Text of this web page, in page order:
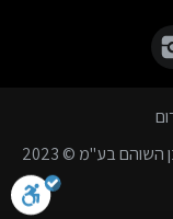
כל הזכויות שמורות לחברת אבן השוהם בע"מ © 2023